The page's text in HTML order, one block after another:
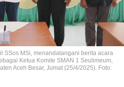
SSos MSi, menandatangani berita acara
Ketua Komite SMAN 1 Seulimeum,
Aceh Besar, Jumat (25/4/2025). Foto: